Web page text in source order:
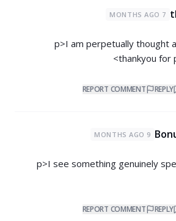
7 MONTHS AGO
<p>I am perpetually thought
thankyou for
REPLY
REPORT COMMENT
9 MONTHS AGO
<p>I see something genuinely
REPLY
REPORT COMMENT